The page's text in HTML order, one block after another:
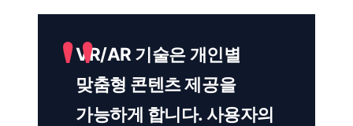
VR/AR 기술은 개인별
맞춤형 콘텐츠 제공을
가능하게 합니다. 사용자의